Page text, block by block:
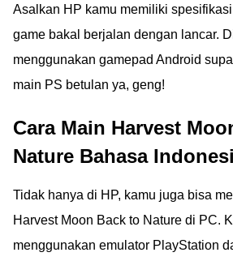
Asalkan HP kamu memiliki
game bakal berjalan dengan lancar.
menggunakan gamepad Android
main PS betulan ya, geng!
Cara Main Harvest
Nature Bahasa
Tidak hanya di HP, kamu juga bisa
Harvest Moon Back to Nature di PC.
menggunakan emulator PlayStation